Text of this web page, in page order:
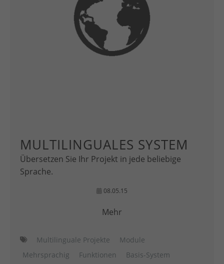
MULTILINGUALES SYSTEM
Übersetzen Sie Ihr Projekt in jede beliebige
Sprache.
08.05.15
Mehr
Multilinguale Projekte
Module
Mehrsprachig
Funktionen
Basis-System